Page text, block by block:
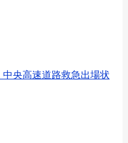
央高速道路救急出場状